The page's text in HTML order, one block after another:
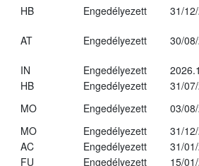
HB Engedélyezett
31/
AT Engedélyezett 30/
IN Engedélyezett
HB Engedélyezett
31/
MO Engedélyezett
03/
MO Engedélyezett
31/
AC Engedélyezett
31/
FU Engedélyezett
15/